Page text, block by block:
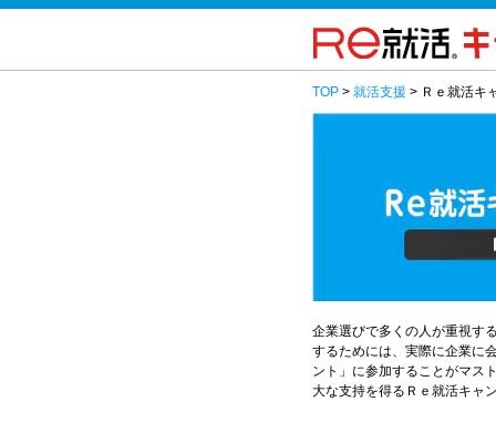
TOP > 就活支援 > Ｒｅ就活キ
企業選びで多くの人が重視す
するためには、実際に企業に
ント」に参加することがマス
大な支持を得るＲｅ就活キャ